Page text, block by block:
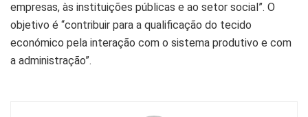
empresas, às instituições públicas e ao setor social”. O
objetivo é “contribuir para a qualificação do tecido
económico pela interação com o sistema produtivo e com
a administração”.